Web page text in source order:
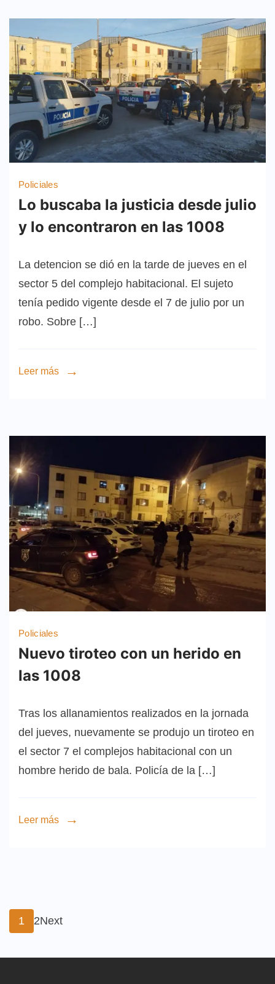
Policiales
Lo buscaba la justicia desde julio
y lo encontraron en las 1008
La detencion se dió en la tarde de jueves en el
sector 5 del complejo habitacional. El sujeto
tenía pedido vigente desde el 7 de julio por un
robo. Sobre […]
Leer más
Policiales
Nuevo tiroteo con un herido en
las 1008
Tras los allanamientos realizados en la jornada
del jueves, nuevamente se produjo un tiroteo en
el sector 7 el complejos habitacional con un
hombre herido de bala. Policía de la […]
Leer más
Paginación
de
Page
1 Page
2Next